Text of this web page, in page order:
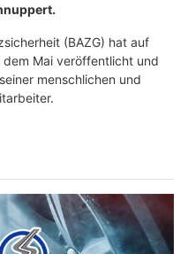
(BAZG) hat auf
dem Mai veröffentlicht und
menschlichen und